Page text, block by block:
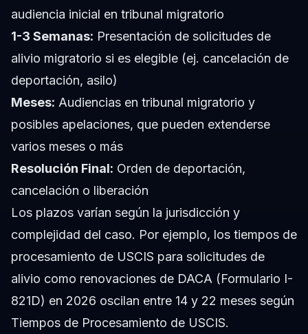
audiencia inicial en tribunal migratorio
1-3 Semanas: Presentación de solicitudes de
alivio migratorio si es elegible (ej. cancelación de
deportación, asilo)
Meses: Audiencias en tribunal migratorio y
posibles apelaciones, que pueden extenderse
varios meses o más
Resolución Final: Orden de deportación,
cancelación o liberación
Los plazos varían según la jurisdicción y
complejidad del caso. Por ejemplo, los tiempos de
procesamiento de USCIS para solicitudes de
alivio como renovaciones de DACA (Formulario I-
821D) en 2026 oscilan entre 14 y 22 meses según
Tiempos de Procesamiento de USCIS.